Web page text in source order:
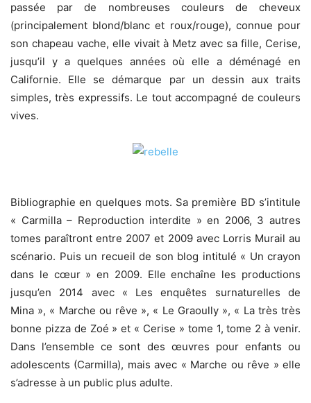
passée par de nombreuses couleurs de cheveux
(principalement blond/blanc et roux/rouge), connue pour
son chapeau vache, elle vivait à Metz avec sa fille, Cerise,
jusqu’il y a quelques années où elle a déménagé en
Californie. Elle se démarque par un dessin aux traits
simples, très expressifs. Le tout accompagné de couleurs
vives.
Bibliographie en quelques mots. Sa première BD s’intitule
« Carmilla – Reproduction interdite » en 2006, 3 autres
tomes paraîtront entre 2007 et 2009 avec Lorris Murail au
scénario. Puis un recueil de son blog intitulé « Un crayon
dans le cœur » en 2009. Elle enchaîne les productions
jusqu’en 2014 avec « Les enquêtes surnaturelles de
Mina », « Marche ou rêve », « Le Graoully », « La très très
bonne pizza de Zoé » et « Cerise » tome 1, tome 2 à venir.
Dans l’ensemble ce sont des œuvres pour enfants ou
adolescents (Carmilla), mais avec « Marche ou rêve » elle
s’adresse à un public plus adulte.